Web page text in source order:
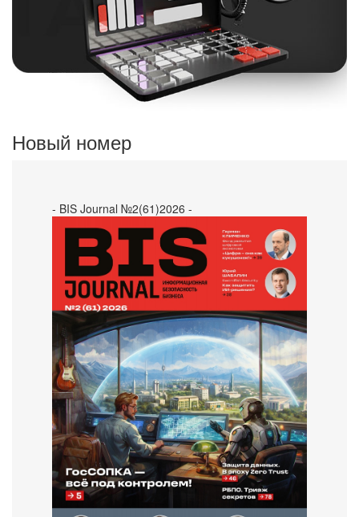
Новый номер
- BIS Journal №2(61)2026 -